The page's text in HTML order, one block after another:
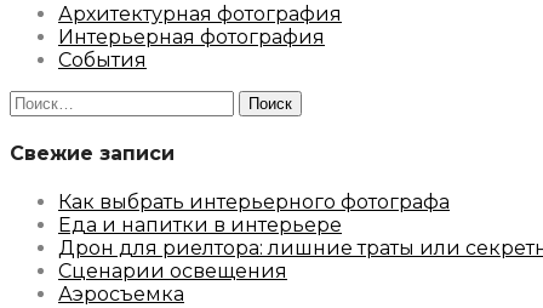
Архитектурная фотография
Интерьерная фотография
События
Найти:
Свежие записи
Как выбрать интерьерного фотографа
Еда и напитки в интерьере
Дрон для риелтора: лишние траты или
Сценарии освещения
Аэросъемка